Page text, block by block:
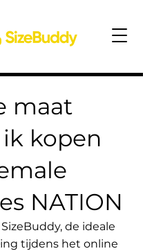
maat
kopen
NATION
de ideale
tijdens het online